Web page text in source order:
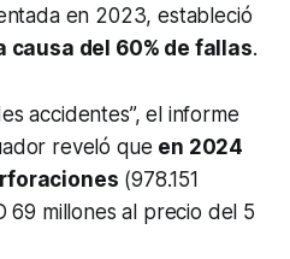
en 2023, estableció
causa del 60% de fallas.
accidentes”, el informe
reveló que en 2024
(978.151
69 millones al precio del 5